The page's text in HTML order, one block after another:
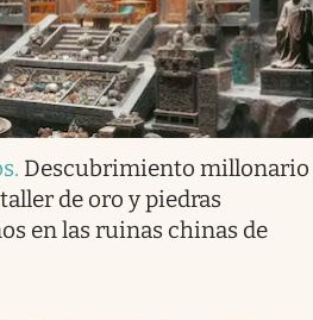
. Descubrimiento millonario
de oro y piedras
en las ruinas chinas de